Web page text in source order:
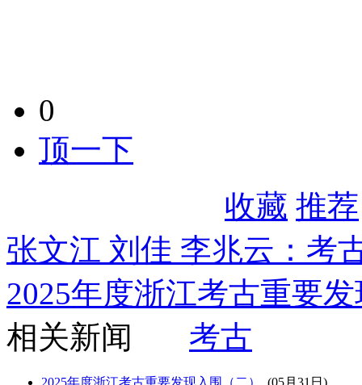
0
顶一下
收藏 推荐
张文江 刘佳 李兆云：考
2025年度浙江考古重要
相关新闻
考古
2025年度浙江考古重要发现入围（二） (05月31日)